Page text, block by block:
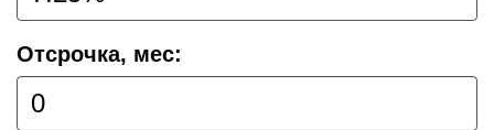
Отсрочка, мес: